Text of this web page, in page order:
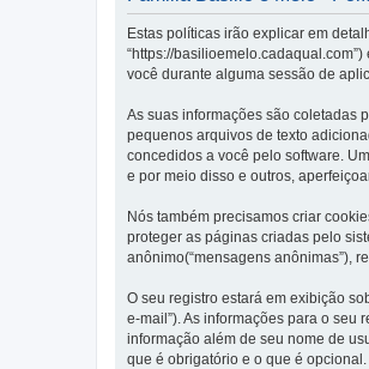
Estas políticas irão explicar em
“https://basilioemelo.cadaqual.com”)
você durante alguma sessão de
As suas informações são coletadas
pequenos arquivos de texto
concedidos a você pelo software.
e por meio disso e outros,
Nós também precisamos criar
proteger as páginas criadas pelo
anônimo(“mensagens anônimas”),
O seu registro estará em exibição
e-mail”). As informações para o seu
informação além de seu nome de
que é obrigatório e o que é